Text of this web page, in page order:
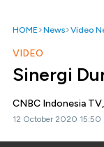
HOME News Video
VIDEO
Sinergi
CNBC Indonesia TV,
12 October 2020 15:50